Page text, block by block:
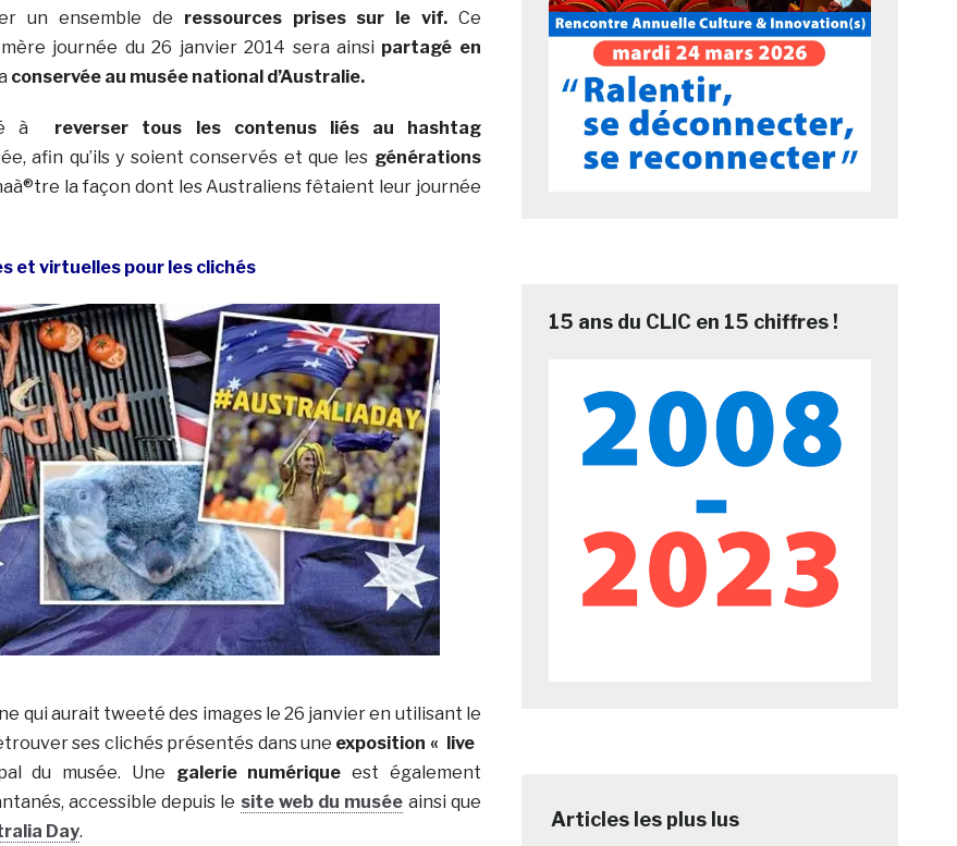
un ensemble de ressources prises sur le vif. Ce
journée du 26 janvier 2014 sera ainsi partagé en
conservée au musée national d’Australie.
à reverser tous les contenus liés au hashtag
afin qu’ils y soient conservés et que les générations
la façon dont les Australiens fêtaient leur journée
et virtuelles pour les clichés
qui aurait tweeté des images le 26 janvier en utilisant le
ses clichés présentés dans une exposition « live
du musée. Une galerie numérique est également
accessible depuis le site webdu musée ainsi que
Day.
15 ans du CLIC en 15 chiffres !